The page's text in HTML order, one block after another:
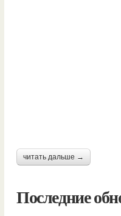
читать дальше →
Последние